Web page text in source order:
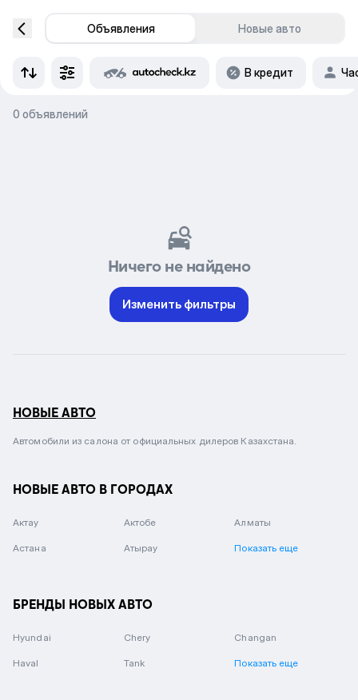
Объявления Новые авто
В кредит
0 объявлений
Ничего не найдено
Изменить фильтры
НОВЫЕ АВТО
Автомобили из салона от официальных дилеров Казахстана.
НОВЫЕ АВТО В ГОРОДАХ
Актау Актобе Алматы
Астана Атырау Показать еще
БРЕНДЫ НОВЫХ АВТО
Hyundai Chery Changan
Haval Tank Показать еще